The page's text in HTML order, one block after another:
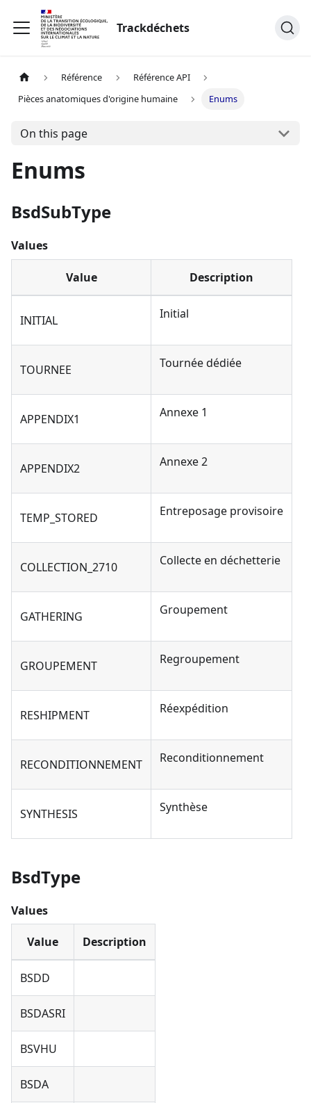
Trackdéchets
Référence
Référence API
Pièces anatomiques d'origine humaine
Enums
On this page
Enums
BsdSubType
Values
Value Description
INITIAL Initial
TOURNEE Tournée dédiée
APPENDIX1 Annexe 1
APPENDIX2 Annexe 2
TEMP_STORED Entreposage provisoire
COLLECTION_2710 Collecte en déchetterie
GATHERING Groupement
GROUPEMENT Regroupement
RESHIPMENT Réexpédition
RECONDITIONNEMENT Reconditionnement
SYNTHESIS Synthèse
BsdType
Values
Value Description
BSDD
BSDASRI
BSVHU
BSDA